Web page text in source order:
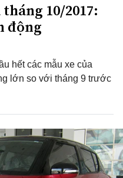
10/2017:
động
hết các mẫu xe của
lớn so với tháng 9 trước